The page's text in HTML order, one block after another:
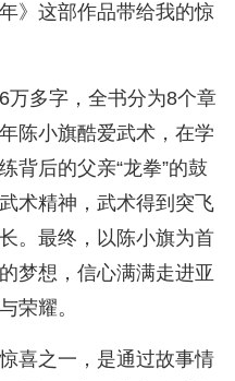
》这部作品带给我的惊
万多字，全书分为8个章
陈小旗酷爱武术，在学
背后的父亲“龙拳”的鼓
术精神，武术得到突飞
。最终，以陈小旗为首
梦想，信心满满走进亚
荣耀。
喜之一，是通过故事情